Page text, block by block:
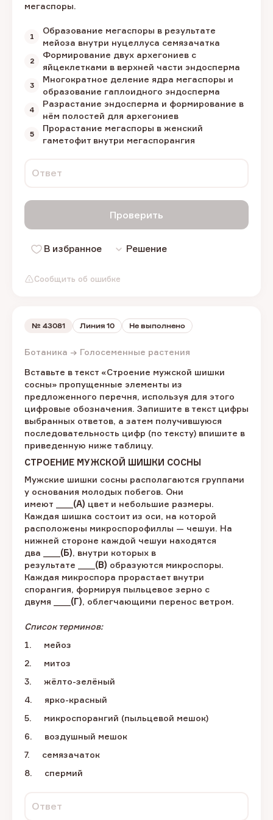
Сообщить об ошибке
мегаспоры.
Образование мегаспоры в результате
мейоза внутри нуцеллуса семязачатка
Формирование двух архегониев с
яйцеклетками в верхней части эндосперма
Многократное деление ядра мегаспоры и
образование гаплоидного эндосперма
Разрастание эндосперма и формирование в
нём полостей для архегониев
Прорастание мегаспоры в женский
гаметофит внутри мегаспорангия
Ответ
Проверить
В избранное Решение
№ 43081 Линия 10 Не выполнено
Ботаника → Голосеменные растения
Вставьте в текст «Строение мужской шишки
сосны» пропущенные элементы из
предложенного перечня, используя для этого
цифровые обозначения. Запишите в текст цифры
выбранных ответов, а затем получившуюся
последовательность цифр (по тексту) впишите в
приведенную ниже таблицу.
СТРОЕНИЕ МУЖСКОЙ ШИШКИ СОСНЫ
Мужские шишки сосны располагаются группами
у основания молодых побегов. Они
имеют ____ (А) цвет и небольшие размеры.
Каждая шишка состоит из оси, на которой
расположены микроспорофиллы — чешуи. На
нижней стороне каждой чешуи находятся
два ____ (Б), внутри которых в
результате ____ (В) образуются микроспоры.
Каждая микроспора прорастает внутри
спорангия, формируя пыльцевое зерно с
двумя ____ (Г), облегчающими перенос ветром.
Список терминов:
1. мейоз
2. митоз
3. жёлто-зелёный
4. ярко-красный
5. микроспорангий (пыльцевой мешок)
6. воздушный мешок
7. семязачаток
8. спермий
Ответ